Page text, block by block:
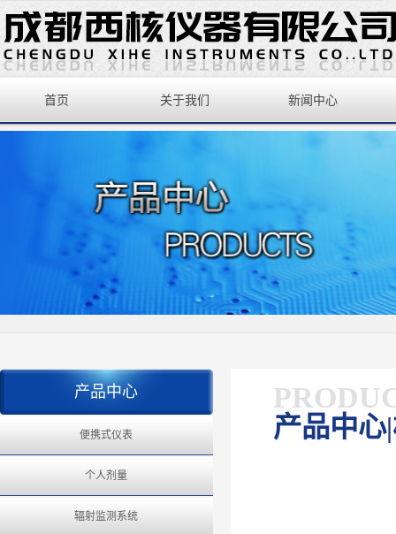
首页 关于我们 新闻中心
产品中心
便携式仪表
个人剂量
辐射监测系统
产品中心